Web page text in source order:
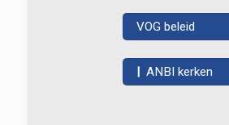
VOG beleid
ANBI kerken